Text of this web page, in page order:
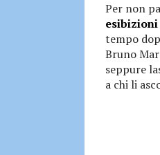
Per non
tempo
Bruno
seppure
a chi li